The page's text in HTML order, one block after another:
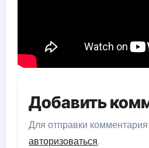
Добавить
Для отправки
авторизоваться.